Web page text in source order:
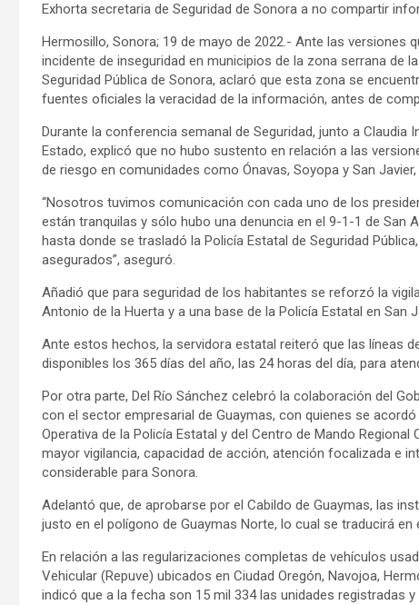
Exhorta secretaria de Seguridad de Sonora a no compartir
Hermosillo, Sonora; 19 de mayo de 2022.- Ante las versiones
incidente de inseguridad en municipios de la zona serrana de
Seguridad Pública de Sonora, aclaró que esta zona se
fuentes oficiales la veracidad de la información, antes de
Durante la conferencia semanal de Seguridad, junto a Claudia
Estado, explicó que no hubo sustento en relación a las
de riesgo en comunidades como Ónavas, Soyopa y San
“Nosotros tuvimos comunicación con cada uno de los
están tranquilas y sólo hubo una denuncia en el 9-1-1 de San
hasta donde se trasladó la Policía Estatal de Seguridad
asegurados”, aseguró.
Añadió que para seguridad de los habitantes se reforzó la
Antonio de la Huerta y a una base de la Policía Estatal en San
Ante estos hechos, la servidora estatal reiteró que las líneas
disponibles los 365 días del año, las 24 horas del día, para
Por otra parte, Del Río Sánchez celebró la colaboración del
con el sector empresarial de Guaymas, con quienes se
Operativa de la Policía Estatal y del Centro de Mando
mayor vigilancia, capacidad de acción, atención focalizada e
considerable para Sonora.
Adelantó que, de aprobarse por el Cabildo de Guaymas, las
justo en el polígono de Guaymas Norte, lo cual se traducirá
En relación a las regularizaciones completas de vehículos
Vehicular (Repuve) ubicados en Ciudad Oregón, Navojoa,
indicó que a la fecha son 15 mil 334 las unidades registradas